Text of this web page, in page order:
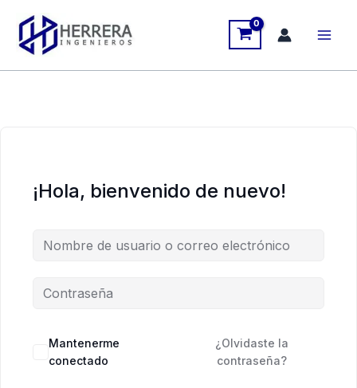
contenido
¡Hola, bienvenido de nuevo!
Mantenerme
conectado
¿Olvidaste la
contraseña?